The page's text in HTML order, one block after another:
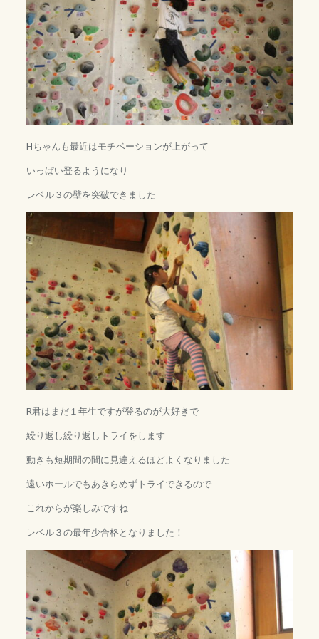
Hちゃんも最近はモチベーションが上がって
いっぱい登るようになり
レベル３の壁を突破できました
R君はまだ１年生ですが登るのが大好きで
繰り返し繰り返しトライをします
動きも短期間の間に見違えるほどよくなりました
遠いホールでもあきらめずトライできるので
これからが楽しみですね
レベル３の最年少合格となりました！